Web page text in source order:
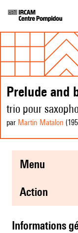
Prelude and
trio pour
par Martin Matalon
menu
action
informations